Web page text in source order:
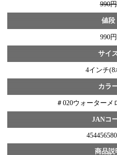
990円
値段
990円
サイ
4インチ(8
カラ
＃020ウォーターメ
JANコ
商品説